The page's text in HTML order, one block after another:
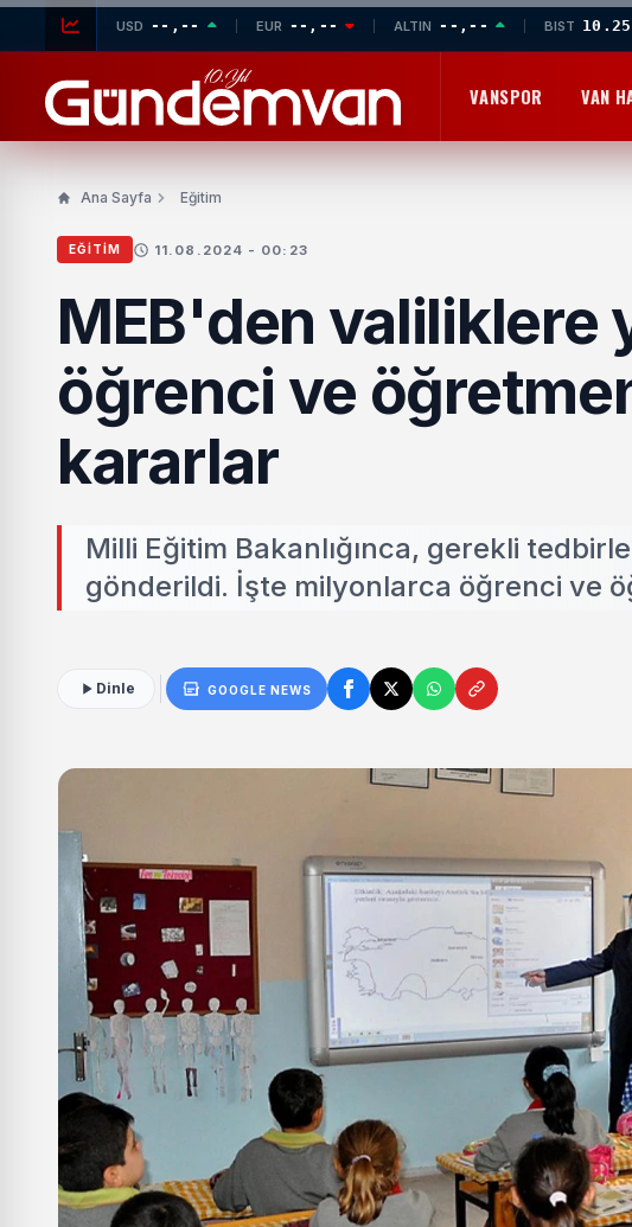
USD --,-- EUR --,-- ALTIN --,-- BIST
VANSPOR VAN
Ana Sayfa Eğitim
EĞITIM 11.08.2024 - 00:23
MEB'den valiliklere
öğrenci ve
kararlar
Milli Eğitim Bakanlığınca, gerekli
gönderildi. İşte milyonlarca öğrenci ve
Dinle GOOGLE NEWS